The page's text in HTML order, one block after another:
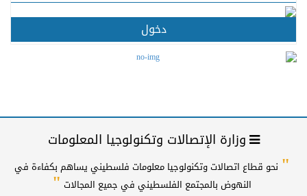
دخول
وزارة الإتصالات وتكنولوجيا المعلومات
" نحو قطاع اتصالات وتكنولوجيا معلومات فلسطيني يساهم بكفاءة في
النهوض بالمجتمع الفلسطيني في جميع المجالات"